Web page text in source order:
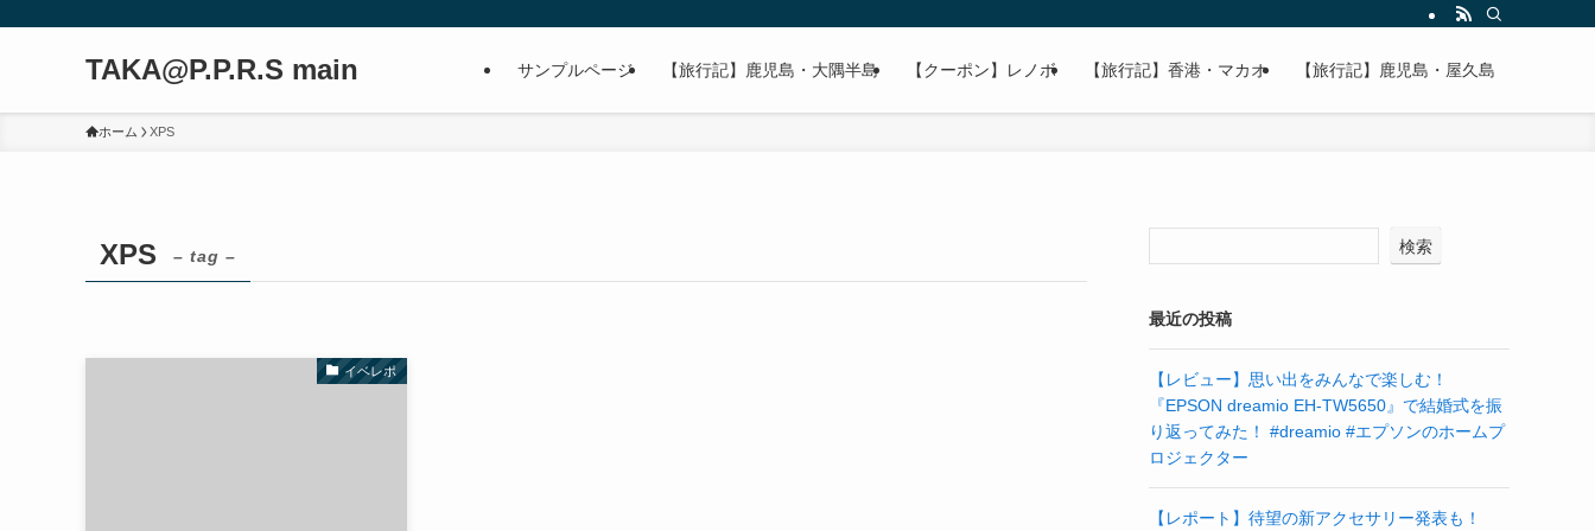
TAKA@P.P.R.S main サンプルページ 【旅行記】鹿児島・大隅半島 【クーポン】レノボ 【旅行記】香港・マカオ 【旅行記】鹿児島・屋久島
ホーム XPS
XPS – tag –
イベレポ
検索
最近の投稿
【レビュー】思い出をみんなで楽しむ！
『EPSON dreamio EH-TW5650』で結婚式を振
り返ってみた！ #dreamio #エプソンのホームプ
ロジェクター
【レポート】待望の新アクセサリー発表も！